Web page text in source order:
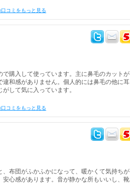
口コミをもっと見る
購入して使っています。主に鼻毛のカットが
和感がありません。個人的には鼻毛の他に耳
して気に入っています。
口コミをもっと見る
布団がふかふかになって、暖かくて気持ちが
心感があります。音が静かな所もいいし、靴